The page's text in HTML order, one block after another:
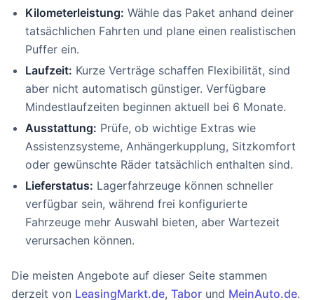
Kilometerleistung: Wähle das Paket anhand deiner
tatsächlichen Fahrten und plane einen realistischen
Puffer ein.
Laufzeit: Kurze Verträge schaffen Flexibilität, sind
aber nicht automatisch günstiger. Verfügbare
Mindestlaufzeiten beginnen aktuell bei 6 Monate.
Ausstattung: Prüfe, ob wichtige Extras wie
Assistenzsysteme, Anhängerkupplung, Sitzkomfort
oder gewünschte Räder tatsächlich enthalten sind.
Lieferstatus: Lagerfahrzeuge können schneller
verfügbar sein, während frei konfigurierte
Fahrzeuge mehr Auswahl bieten, aber Wartezeit
verursachen können.
Die meisten Angebote auf dieser Seite stammen
derzeit von LeasingMarkt.de, Tabor und MeinAuto.de.